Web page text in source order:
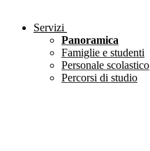
Servizi
Panoramica
Famiglie e studenti
Personale scolastico
Percorsi di studio